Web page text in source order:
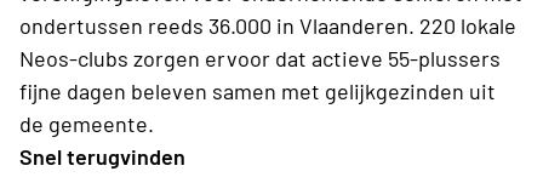
ondertussen reeds 36.000 in Vlaanderen. 220 lokale
Neos-clubs zorgen ervoor dat actieve 55-plussers
fijne dagen beleven samen met gelijkgezinden uit
de gemeente.
Snel terugvinden